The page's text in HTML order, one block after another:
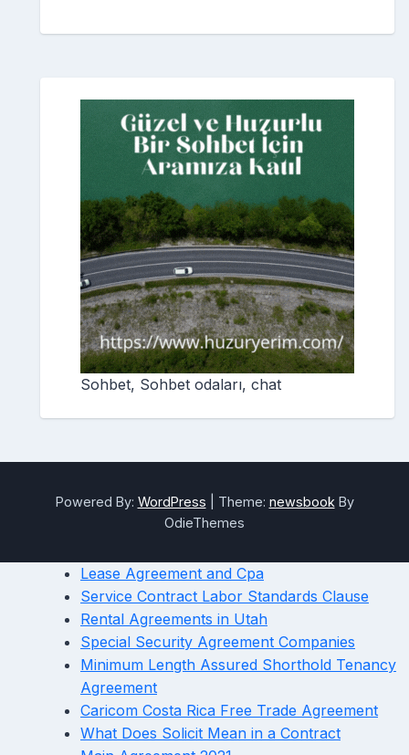
Sohbet, Sohbet odaları, chat
Powered By: WordPress Theme: newsbook By
OdieThemes
Lease Agreement and Cpa
Service Contract Labor Standards Clause
Rental Agreements in Utah
Special Security Agreement Companies
Minimum Length Assured Shorthold Tenancy
Agreement
Caricom Costa Rica Free Trade Agreement
What Does Solicit Mean in a Contract